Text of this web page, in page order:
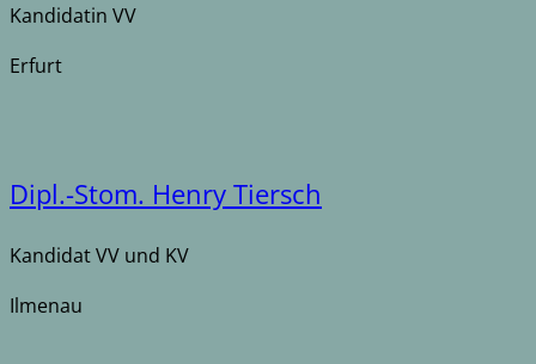
Kandidatin VV
Erfurt
Dipl.-Stom. Henry Tiersch
Kandidat VV und KV
Ilmenau